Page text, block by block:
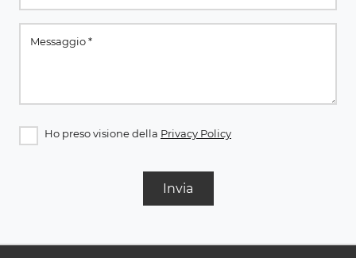
Ho preso visione della Privacy Policy
Invia